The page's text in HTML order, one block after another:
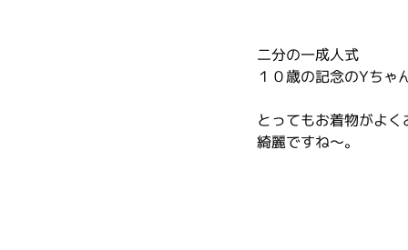
二分の一成人式
１０歳の記念のYちゃん
とってもお着物がよく
綺麗ですね〜。